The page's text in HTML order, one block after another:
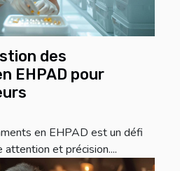
des
EHPAD pour
en EHPAD est un défi
et précision....